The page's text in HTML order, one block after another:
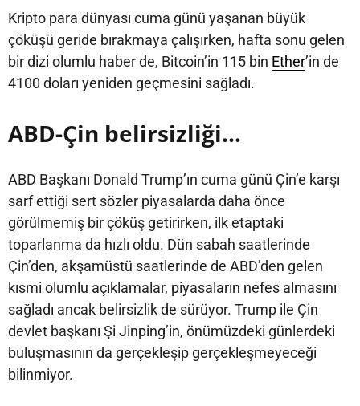
Kripto para dünyası cuma günü yaşanan büyük
çöküşü geride bırakmaya çalışırken, hafta sonu gelen
bir dizi olumlu haber de, Bitcoin’in 115 bin Ether’in de
4100 doları yeniden geçmesini sağladı.
ABD-Çin belirsizliği…
ABD Başkanı Donald Trump’ın cuma günü Çin’e karşı
sarf ettiği sert sözler piyasalarda daha önce
görülmemiş bir çöküş getirirken, ilk etaptaki
toparlanma da hızlı oldu. Dün sabah saatlerinde
Çin’den, akşamüstü saatlerinde de ABD’den gelen
kısmi olumlu açıklamalar, piyasaların nefes almasını
sağladı ancak belirsizlik de sürüyor. Trump ile Çin
devlet başkanı Şi Jinping’in, önümüzdeki günlerdeki
buluşmasının da gerçekleşip gerçekleşmeyeceği
bilinmiyor.